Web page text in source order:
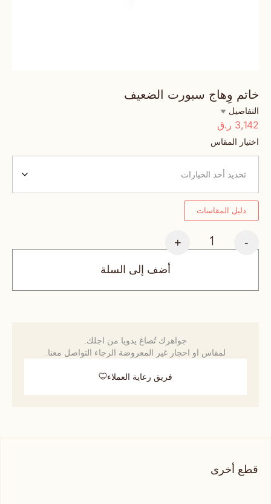
خاتم وِهاج سبورت الضعيف
التفاصيل
3,142 ر.ق
اختيار المقاس
دليل المقاسات
-
+
أضف إلى السلة
جواهرك تُصاغ يدويا من اجلك.
لمقاس او احجار غير المعروضة الرجاء التواصل معنا.
فريق رعاية العملاء
قطع أخرى